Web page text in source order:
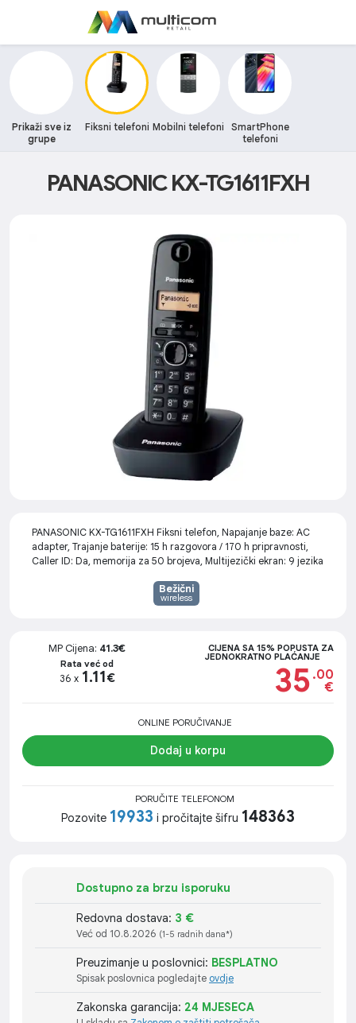
Prikaži sve iz
grupe
Fiksni telefoni Mobilni telefoni
SmartPhone
telefoni
PANASONIC KX-TG1611FXH
PANASONIC KX-TG1611FXH Fiksni telefon, Napajanje baze: AC
adapter, Trajanje baterije: 15 h razgovora / 170 h pripravnosti,
Caller ID: Da, memorija za 50 brojeva, Multijezički ekran: 9 jezika
Bežični
wireless
MP Cijena: 41.3€
Rata već od
36 x 1.11€
CIJENA SA 15% POPUSTA ZA
JEDNOKRATNO PLAĆANJE
35 .00
€
ONLINE PORUČIVANJE
Dodaj u korpu
PORUČITE TELEFONOM
Pozovite 19933 i pročitajte šifru 148363
Dostupno za brzu isporuku
Redovna dostava: 3 €
Već od 10.8.2026 (1-5 radnih dana*)
Preuzimanje u poslovnici: BESPLATNO
Spisak poslovnica pogledajte ovdje
Zakonska garancija: 24 MJESECA